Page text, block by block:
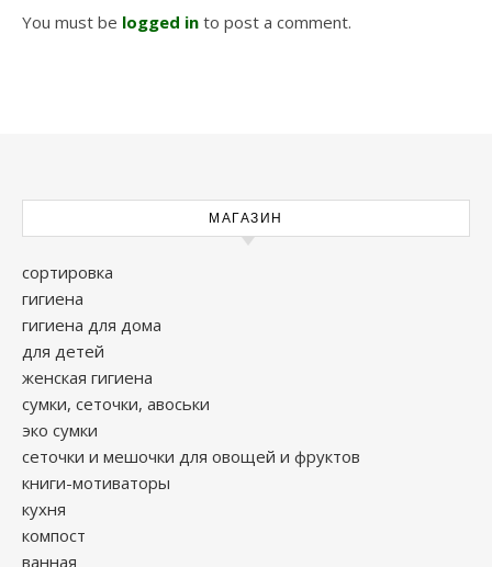
You must be logged in to post a comment.
МАГАЗИН
сортировка
гигиена
гигиена для дома
для детей
женская гигиена
сумки, сеточки, авоськи
эко сумки
сеточки и мешочки для овощей и фруктов
книги-мотиваторы
кухня
компост
ванная